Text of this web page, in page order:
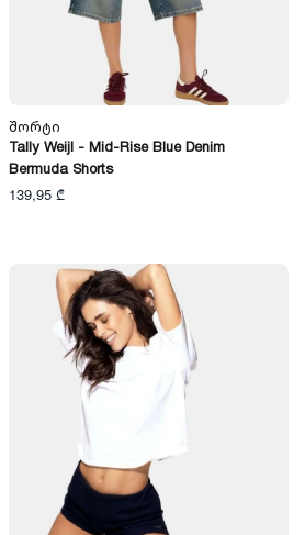
Შორტი
Tally Weijl - Mid-Rise Blue Denim
Bermuda Shorts
139,95 ₾